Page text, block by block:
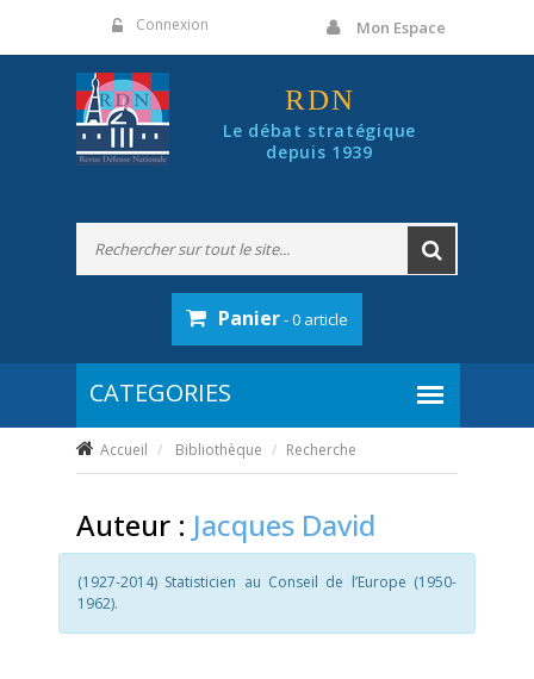
Connexion Mon Espace
RDN
Le débat stratégique
depuis 1939
Panier- 0 article
Accueil Bibliothèque Recherche
Auteur : Jacques David
(1927-2014) Statisticien au Conseil de l’Europe (1950-
1962).